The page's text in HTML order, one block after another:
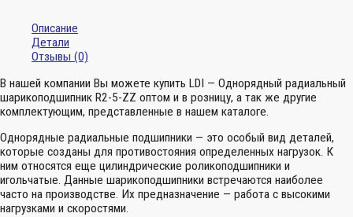
Описание
Детали
Отзывы (0)
В нашей компании Вы можете купить LDI — Однорядный радиальный
шарикоподшипник R2-5-ZZ оптом и в розницу, а так же другие
комплектующим, представленные в нашем каталоге.
Однорядные радиальные подшипники — это особый вид деталей,
которые созданы для противостояния определенных нагрузок. К
ним относятся еще цилиндрические роликоподшипники и
игольчатые. Данные шарикоподшипники встречаются наиболее
часто на производстве. Их предназначение — работа с высокими
нагрузками и скоростями.